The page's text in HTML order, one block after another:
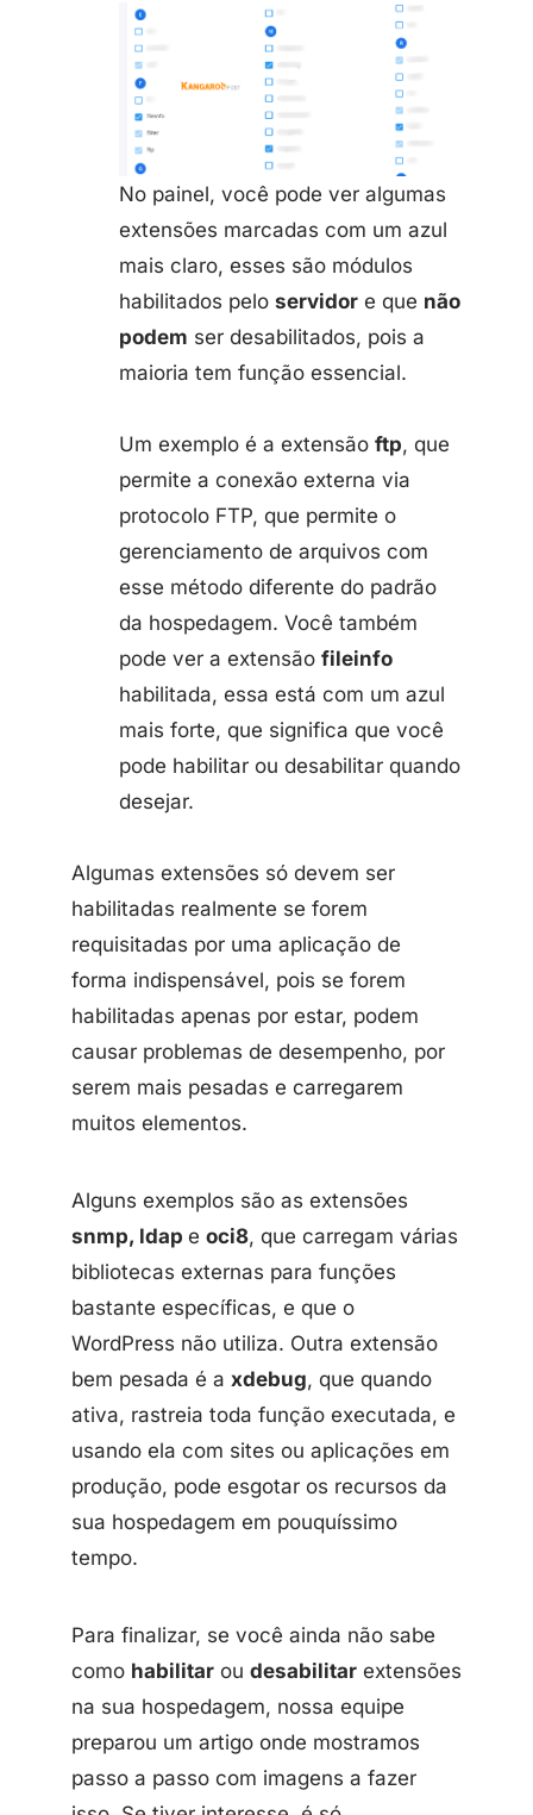
No painel, você pode ver algumas
extensões marcadas com um azul
mais claro, esses são módulos
habilitados pelo servidor e que não
podem ser desabilitados, pois a
maioria tem função essencial.
Um exemplo é a extensão ftp, que
permite a conexão externa via
protocolo FTP, que permite o
gerenciamento de arquivos com
esse método diferente do padrão
da hospedagem. Você também
pode ver a extensão fileinfo
habilitada, essa está com um azul
mais forte, que significa que você
pode habilitar ou desabilitar quando
desejar.
Algumas extensões só devem ser
habilitadas realmente se forem
requisitadas por uma aplicação de
forma indispensável, pois se forem
habilitadas apenas por estar, podem
causar problemas de desempenho, por
serem mais pesadas e carregarem
muitos elementos.
Alguns exemplos são as extensões
snmp, ldap e oci8, que carregam várias
bibliotecas externas para funções
bastante específicas, e que o
WordPress não utiliza. Outra extensão
bem pesada é a xdebug, que quando
ativa, rastreia toda função executada, e
usando ela com sites ou aplicações em
produção, pode esgotar os recursos da
sua hospedagem em pouquíssimo
tempo.
Para finalizar, se você ainda não sabe
como habilitar ou desabilitar extensões
na sua hospedagem, nossa equipe
preparou um artigo onde mostramos
passo a passo com imagens a fazer